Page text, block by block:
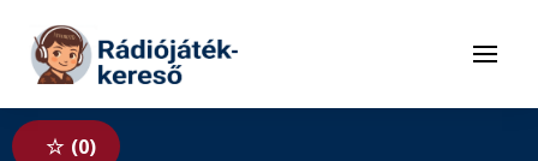
Tovább a tartalomhoz
Menü
0